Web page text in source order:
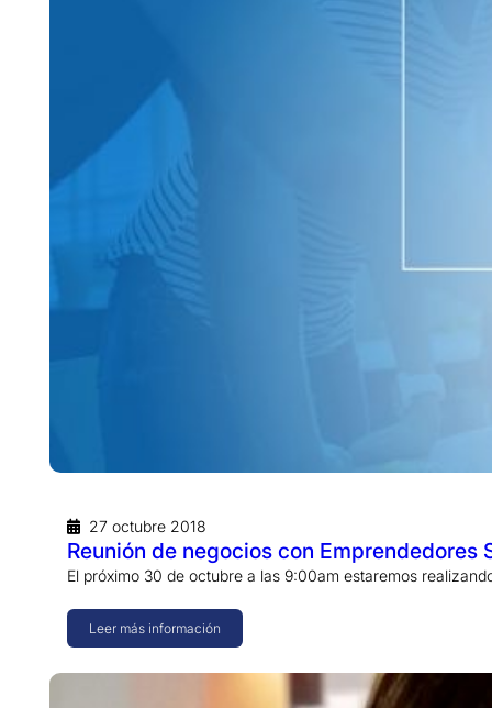
27 octubre 2018
Reunión de negocios con Emprendedores
El próximo 30 de octubre a las 9:00am estaremos
Leer más información